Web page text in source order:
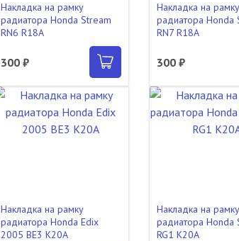
Накладка на рамку
радиатора Honda Stream
RN6 R18A
300 ₽
Накладка на рамку
радиатора Honda
RN7 R18A
300 ₽
Накладка на рамку
радиатора Honda Edix
2005 BE3 K20A
Накладка на рамку
радиатора Honda
RG1 K20A